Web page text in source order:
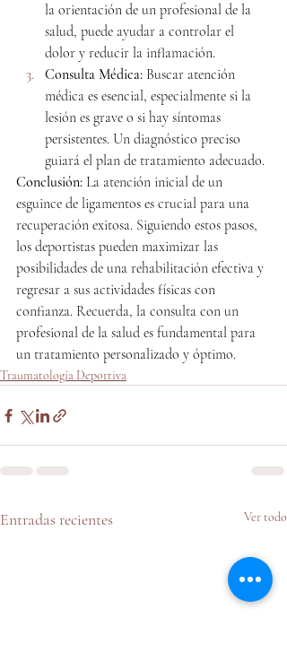
la orientación de un profesional de la
salud, puede ayudar a controlar el
dolor y reducir la inflamación.
Consulta Médica: Buscar atención
médica es esencial, especialmente si la
lesión es grave o si hay síntomas
persistentes. Un diagnóstico preciso
guiará el plan de tratamiento adecuado.
Conclusión: La atención inicial de un
esguince de ligamentos es crucial para una
recuperación exitosa. Siguiendo estos pasos,
los deportistas pueden maximizar las
posibilidades de una rehabilitación efectiva y
regresar a sus actividades físicas con
confianza. Recuerda, la consulta con un
profesional de la salud es fundamental para
un tratamiento personalizado y óptimo.
Traumatología Deportiva
Entradas recientes Ver todo